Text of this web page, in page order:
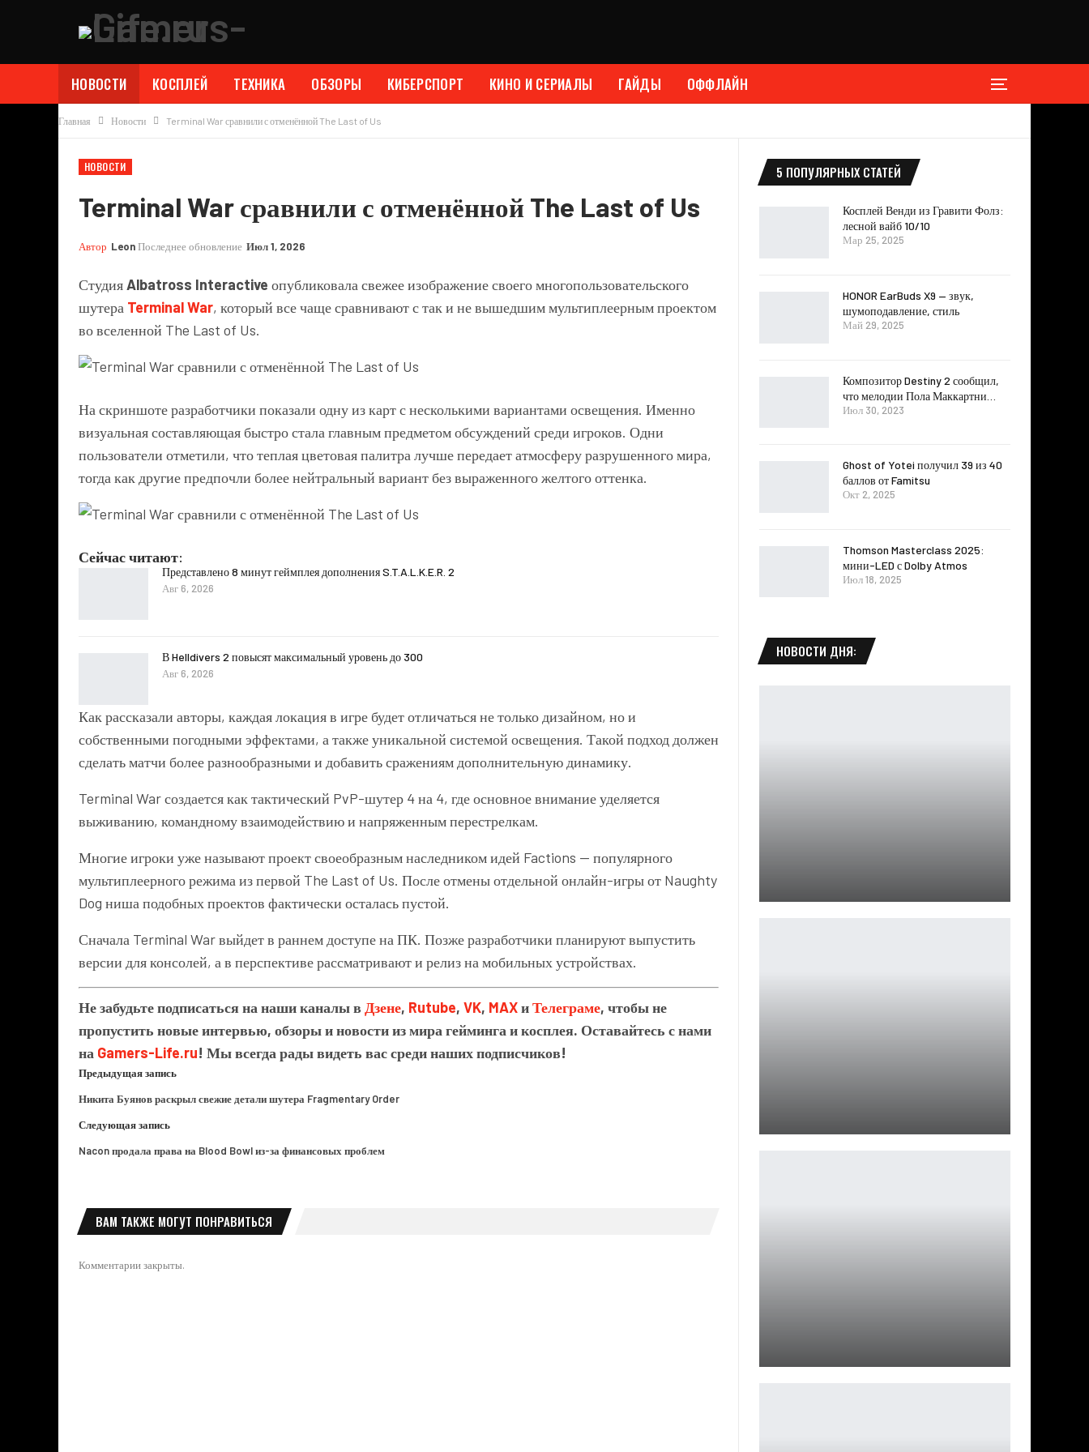
НОВОСТИ КОСПЛЕЙ ТЕХНИКА ОБЗОРЫ КИБЕРСПОРТ КИНО И СЕРИАЛЫ ГАЙДЫ ОФФЛАЙН
Главная Новости Terminal War сравнили с отменённой The Last of Us
НОВОСТИ
Terminal War сравнили с отменённой The Last of Us
Автор LeonПоследнее обновление Июл 1, 2026
Студия Albatross Interactive опубликовала свежее изображение своего многопользовательского
шутера Terminal War, который все чаще сравнивают с так и не вышедшим мультиплеерным проектом
во вселенной The Last of Us.
На скриншоте разработчики показали одну из карт с несколькими вариантами освещения. Именно
визуальная составляющая быстро стала главным предметом обсуждений среди игроков. Одни
пользователи отметили, что теплая цветовая палитра лучше передает атмосферу разрушенного мира,
тогда как другие предпочли более нейтральный вариант без выраженного желтого оттенка.
Сейчас читают:
Представлено 8 минут геймплея дополнения S.T.A.L.K.E.R. 2
Авг 6, 2026
В Helldivers 2 повысят максимальный уровень до 300
Авг 6, 2026
Как рассказали авторы, каждая локация в игре будет отличаться не только дизайном, но и
собственными погодными эффектами, а также уникальной системой освещения. Такой подход должен
сделать матчи более разнообразными и добавить сражениям дополнительную динамику.
Terminal War создается как тактический PvP-шутер 4 на 4, где основное внимание уделяется
выживанию, командному взаимодействию и напряженным перестрелкам.
Многие игроки уже называют проект своеобразным наследником идей Factions — популярного
мультиплеерного режима из первой The Last of Us. После отмены отдельной онлайн-игры от Naughty
Dog ниша подобных проектов фактически осталась пустой.
Сначала Terminal War выйдет в раннем доступе на ПК. Позже разработчики планируют выпустить
версии для консолей, а в перспективе рассматривают и релиз на мобильных устройствах.
Не забудьте подписаться на наши каналы в Дзене, Rutube, VK, MAXиТелеграме, чтобы не
пропустить новые интервью, обзоры и новости из мира гейминга и косплея. Оставайтесь с нами
на Gamers-Life.ru! Мы всегда рады видеть вас среди наших подписчиков!
Предыдущая запись
Никита Буянов раскрыл свежие детали шутера Fragmentary Order
Следующая запись
Nacon продала права на Blood Bowl из-за финансовых проблем
ВАМ ТАКЖЕ МОГУТ ПОНРАВИТЬСЯ
Комментарии закрыты.
5 ПОПУЛЯРНЫХ СТАТЕЙ
Косплей Венди из Гравити Фолз:
лесной вайб 10/10
Мар 25, 2025
HONOR EarBuds X9 — звук,
шумоподавление, стиль
Май 29, 2025
Композитор Destiny 2 сообщил,
что мелодии Пола Маккартни…
Июл 30, 2023
Ghost of Yotei получил 39 из 40
баллов от Famitsu
Окт 2, 2025
Thomson Masterclass 2025:
мини-LED с Dolby Atmos
Июл 18, 2025
НОВОСТИ ДНЯ: